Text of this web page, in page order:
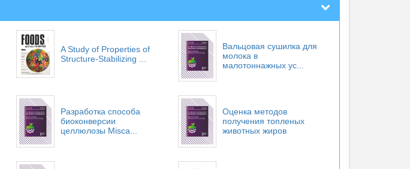
A Study of Properties of
Structure-Stabilizing ...
Вальцовая сушилка для
молока в
малотоннажных ус...
Разработка способа
биоконверсии
целлюлозы Мisca...
Оценка методов
получения топленых
животных жиров